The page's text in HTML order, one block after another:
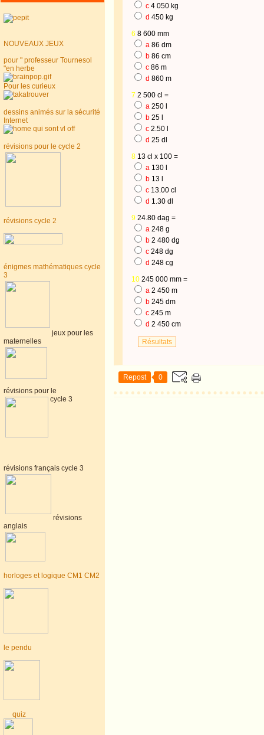
NOUVEAUX JEUX
pour " professeur Tournesol
"en herbe
Pour les curieux
dessins animés sur la sécurité
Internet
révisions pour le cycle 2
révisions cycle 2
énigmes mathématiques cycle
3
jeux pour les
maternelles
révisions pour le
cycle 3
révisions français cycle 3
révisions
anglais
horloges et logique CM1 CM2
le pendu
quiz
c4 050 kg
d450 kg
68 600 mm
a86 dm
b86 cm
c86 m
d860 m
72 500 cl =
a250 l
b25 l
c2.50 l
d25 dl
8 13 cl x 100 =
a 130 l
b 13 l
c 13.00 cl
d 1.30 dl
924.80 dag =
a248 g
b2 480 dg
c248 dg
d248 cg
10245 000 mm =
a2 450 m
b245 dm
c245 m
d2 450 cm
Repost 0